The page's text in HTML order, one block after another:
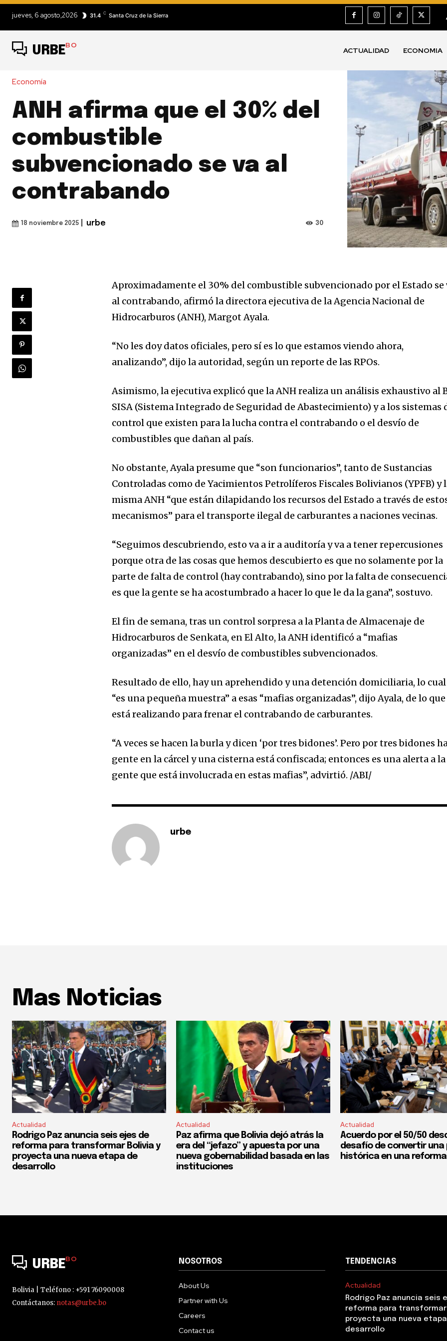
Join our community of
SUBSCRIBERS and be part
of the conversation.
To subscribe, simply enter your email address on our website or click
the subscribe button below. Don't worry, we respect your privacy and
won't spam your inbox. Your information is safe with us.
jueves, 6 agosto,2026 31.4 C Santa Cruz de la Sierra
URBEBO
ACTUALIDAD ECONOMIA
Economía
ANH afirma que el 30% del
combustible
subvencionado se va al
contrabando
18 noviembre 2025 urbe 30
Aproximadamente el 30% del combustible subvencionado por el Estado se
al contrabando, afirmó la directora ejecutiva de la Agencia Nacional de
Hidrocarburos (ANH), Margot Ayala.
“No les doy datos oficiales, pero sí es lo que estamos viendo ahora,
analizando”, dijo la autoridad, según un reporte de las RPOs.
Asimismo, la ejecutiva explicó que la ANH realiza un análisis exhaustivo al
SISA (Sistema Integrado de Seguridad de Abastecimiento) y a los sistemas
control que existen para la lucha contra el contrabando o el desvío de
combustibles que dañan al país.
No obstante, Ayala presume que “son funcionarios”, tanto de Sustancias
Controladas como de Yacimientos Petrolíferos Fiscales Bolivianos (YPFB) y
misma ANH “que están dilapidando los recursos del Estado a través de
mecanismos” para el transporte ilegal de carburantes a naciones vecinas.
“Seguimos descubriendo, esto va a ir a auditoría y va a tener repercusiones
porque otra de las cosas que hemos descubierto es que no solamente por la
parte de falta de control (hay contrabando), sino por la falta de
es que la gente se ha acostumbrado a hacer lo que le da la gana”, sostuvo.
El fin de semana, tras un control sorpresa a la Planta de Almacenaje de
Hidrocarburos de Senkata, en El Alto, la ANH identificó a “mafias
organizadas” en el desvío de combustibles subvencionados.
Resultado de ello, hay un aprehendido y una detención domiciliaria, lo cual
“es una pequeña muestra” a esas “mafias organizadas”, dijo Ayala, de lo que
está realizando para frenar el contrabando de carburantes.
“A veces se hacen la burla y dicen ‘por tres bidones’. Pero por tres bidones
gente en la cárcel y una cisterna está confiscada; entonces es una alerta a la
gente que está involucrada en estas mafias”, advirtió. /ABI/
urbe
Mas Noticias
Actualidad
Rodrigo Paz anuncia seis ejes de
reforma para transformar Bolivia y
proyecta una nueva etapa de
desarrollo
Actualidad
Paz afirma que Bolivia dejó atrás la
era del “jefazo” y apuesta por una
nueva gobernabilidad basada en las
instituciones
Actualidad
Acuerdo por el 50/50
desafío de convertir una
histórica en una reforma
URBEBO
Bolivia | Teléfono : +591 76090008
Contáctanos: notas@urbe.bo
NOSOTROS
About Us
Partner with Us
Careers
Contact us
TENDENCIAS
Actualidad
Rodrigo Paz anuncia seis
reforma para transformar
proyecta una nueva
desarrollo